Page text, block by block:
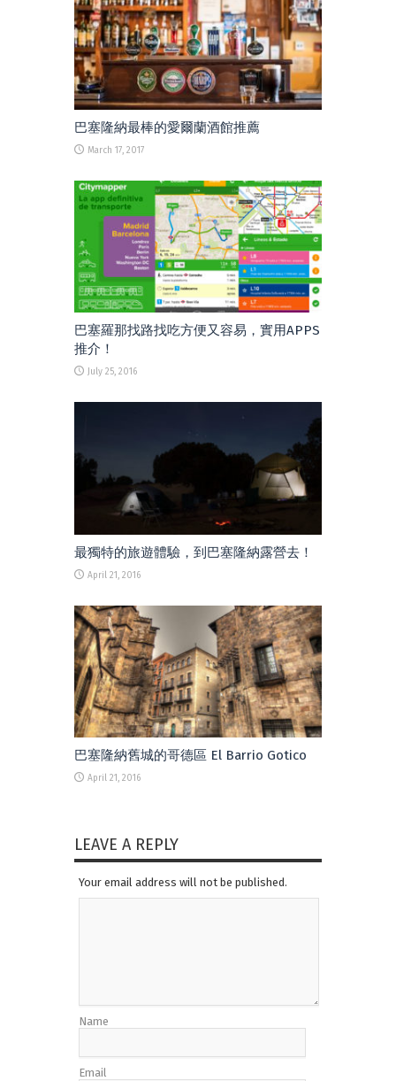
巴塞隆納最棒的愛爾蘭酒館推薦
March 17, 2017
巴塞羅那找路找吃方便又容易，實用APPS
推介！
July 25, 2016
最獨特的旅遊體驗，到巴塞隆納露營去！
April 21, 2016
巴塞隆納舊城的哥德區 El Barrio Gotico
April 21, 2016
LEAVE A REPLY
Your email address will not be published.
Name
Email